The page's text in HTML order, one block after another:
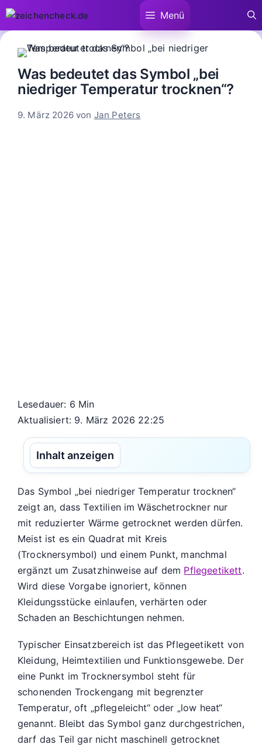
Zum
springen
Menü
Was bedeutet das Symbol „bei
niedriger Temperatur trocknen“?
9. März 2026 von Jan Peters
Lesedauer: 6 Min
Aktualisiert: 9. März 2026 22:25
Inhalt anzeigen
Das Symbol „bei niedriger Temperatur trocknen“
zeigt an, dass Textilien im Wäschetrockner nur
mit reduzierter Wärme getrocknet werden dürfen.
Meist ist es ein Quadrat mit Kreis
(Trocknersymbol) und einem Punkt, manchmal
ergänzt um Zusatzhinweise auf dem Pflegeetikett.
Wird diese Vorgabe ignoriert, können
Kleidungsstücke einlaufen, verhärten oder
Schaden an Beschichtungen nehmen.
Typischer Einsatzbereich ist das Pflegeetikett von
Kleidung, Heimtextilien und Funktionsgewebe. Der
eine Punkt im Trocknersymbol steht für
schonenden Trockengang mit begrenzter
Temperatur, oft „pflegeleicht“ oder „low heat“
genannt. Bleibt das Symbol ganz durchgestrichen,
darf das Teil gar nicht maschinell getrocknet